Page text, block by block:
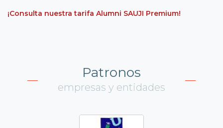
¡Consulta nuestra tarifa Alumni SAUJI Premium!
Patronos
empresas y entidades